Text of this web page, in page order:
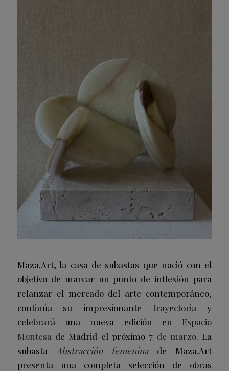
Maza.Art, la casa de subastas que nació con el
objetivo de marcar un punto de inflexión para
relanzar el mercado del arte contemporáneo,
continúa su impresionante trayectoria y
celebrará una nueva edición en Espacio
Montesa de Madrid el próximo 7 de marzo. La
subasta Abstracción femeninade Maza.Art
presenta una completa selección de obras